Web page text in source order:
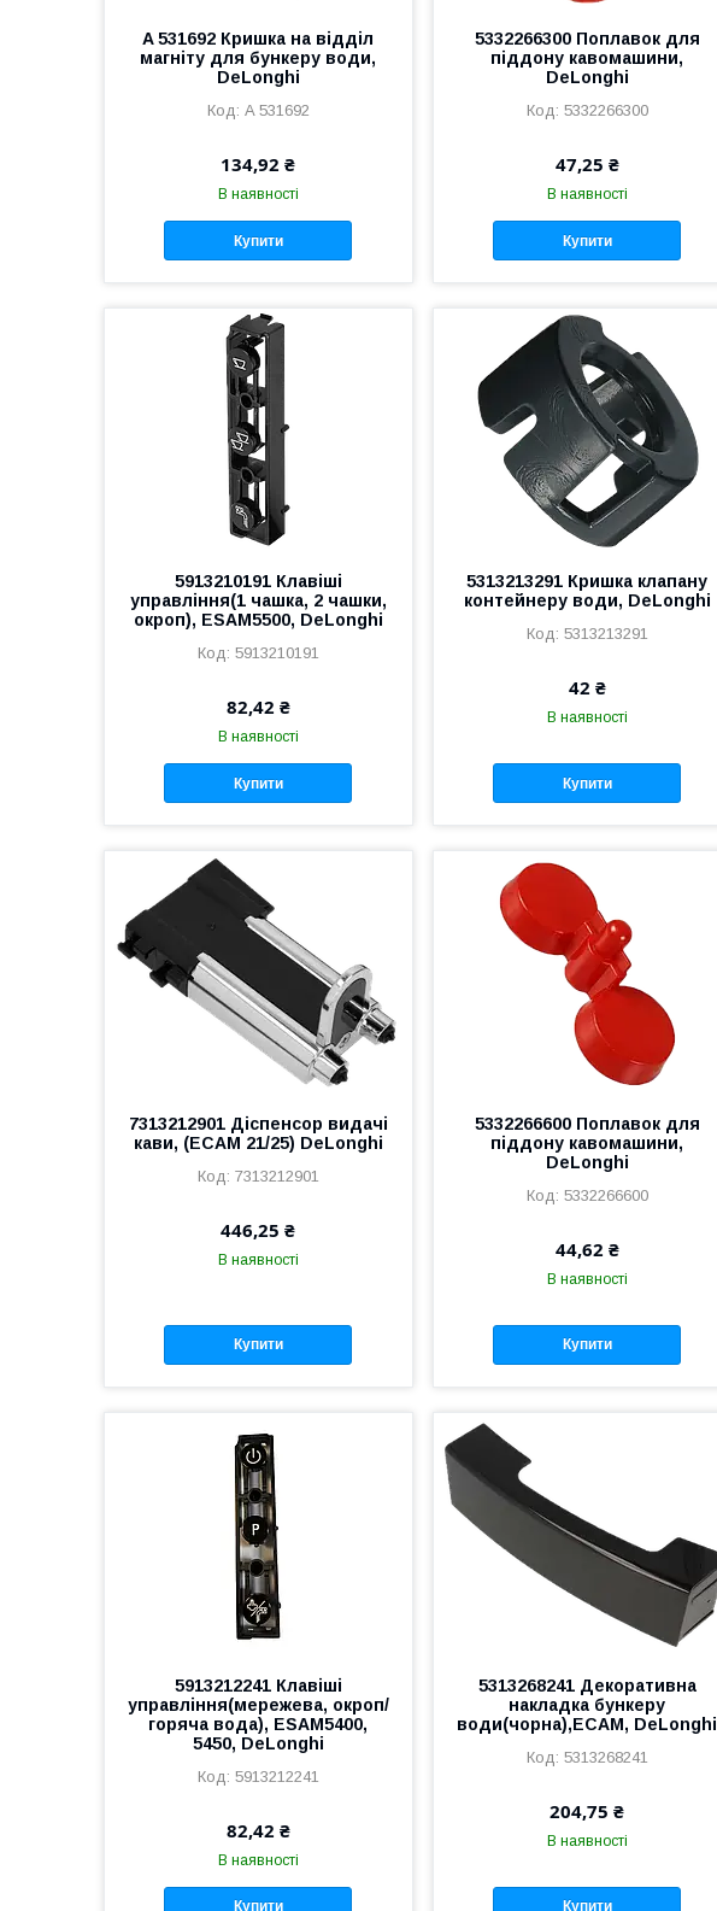
A 531692 Кришка на відділ
магніту для бункеру води,
DeLonghi
A 531692
134,92 ₴
В наявності
Купити
5332266300 Поплавок для
піддону кавомашини,
DeLonghi
5332266300
47,25 ₴
В наявності
Купити
5913210191 Клавіші
управління(1 чашка, 2 чашки,
окроп), ESAM5500, DeLonghi
5913210191
82,42 ₴
В наявності
Купити
5313213291 Кришка клапану
контейнеру води, DeLonghi
5313213291
42 ₴
В наявності
Купити
7313212901 Діспенсор видачі
кави, (ECAM 21/25) DeLonghi
7313212901
446,25 ₴
В наявності
Купити
5332266600 Поплавок для
піддону кавомашини,
DeLonghi
5332266600
44,62 ₴
В наявності
Купити
5913212241 Клавіші
управління(мережева, окроп/
горяча вода), ESAM5400,
5450, DeLonghi
5913212241
82,42 ₴
В наявності
Купити
5313268241 Декоративна
накладка бункеру
води(чорна),ECAM, DeLonghi
5313268241
204,75 ₴
В наявності
Купити